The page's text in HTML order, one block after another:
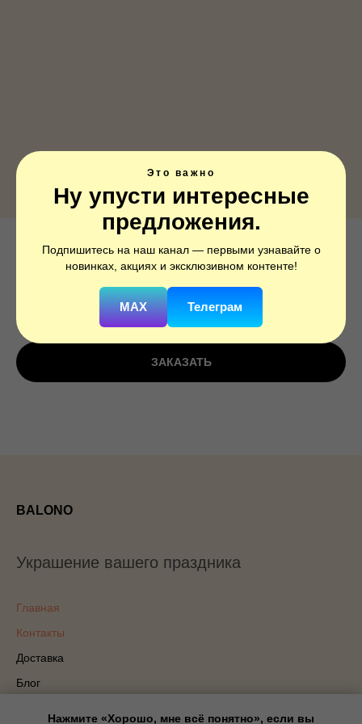
Это важно
Ну упусти интересные
предложения.
Подпишитесь на наш канал — первыми узнавайте о
новинках, акциях и эксклюзивном контенте!
MAX Телеграм
Звездные войны, R2-D2, 1 шт. в упак.
250 р.
ЗАКАЗАТЬ
Нажмите «Хорошо, мне всё понятно», если вы
BALONO
Украшение вашего праздника
Главная
Контакты
Доставка
Блог